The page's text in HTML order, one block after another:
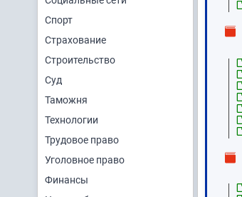
Спорт
Страхование
Строительство
Суд
Таможня
Технологии
Трудовое право
Уголовное право
Финансы